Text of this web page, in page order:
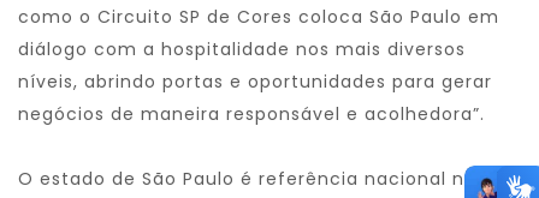
como o Circuito SP de Cores coloca São Paulo em
diálogo com a hospitalidade nos mais diversos
níveis, abrindo portas e oportunidades para gerar
negócios de maneira responsável e acolhedora”.
O estado de São Paulo é referência nacional na